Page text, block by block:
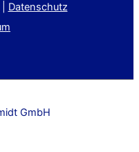
Datenschutz
GmbH